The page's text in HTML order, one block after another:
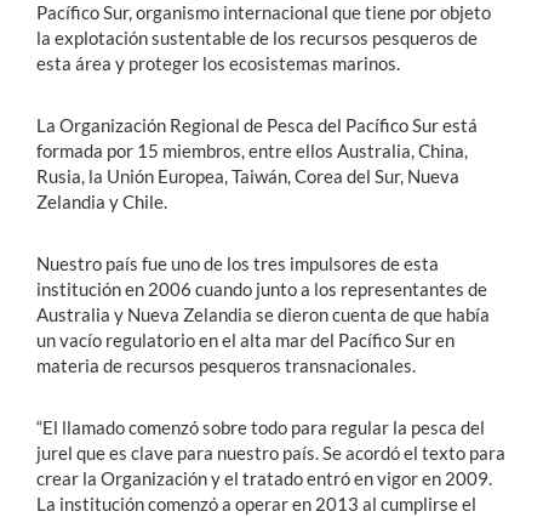
Pacífico Sur, organismo internacional que tiene por objeto
la explotación sustentable de los recursos pesqueros de
esta área y proteger los ecosistemas marinos.
La Organización Regional de Pesca del Pacífico Sur está
formada por 15 miembros, entre ellos Australia, China,
Rusia, la Unión Europea, Taiwán, Corea del Sur, Nueva
Zelandia y Chile.
Nuestro país fue uno de los tres impulsores de esta
institución en 2006 cuando junto a los representantes de
Australia y Nueva Zelandia se dieron cuenta de que había
un vacío regulatorio en el alta mar del Pacífico Sur en
materia de recursos pesqueros transnacionales.
“El llamado comenzó sobre todo para regular la pesca del
jurel que es clave para nuestro país. Se acordó el texto para
crear la Organización y el tratado entró en vigor en 2009.
La institución comenzó a operar en 2013 al cumplirse el